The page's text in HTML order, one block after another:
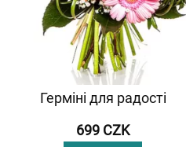
Герміні для радості
699 CZK